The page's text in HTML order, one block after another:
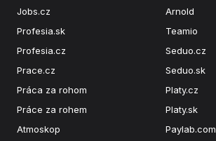
Jobs.cz
Profesia.sk
Profesia.cz
Prace.cz
Práca za rohom
Práce za rohem
Atmoskop
Arnold
Teamio
Seduo.cz
Seduo.sk
Platy.cz
Platy.sk
Paylab.com